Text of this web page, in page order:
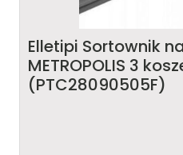
Elletipi Sortownik
METROPOLIS 3
(PTC28090505F)